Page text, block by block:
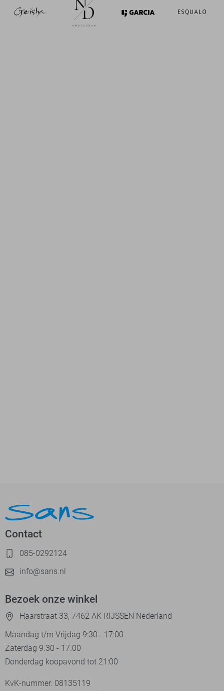
Contact
085-0292124
info@sans.nl
Bezoek onze winkel
Haarstraat 33, 7462 AK RIJSSEN Nederland
Maandag t/m Vrijdag 9:30 - 17:00
Zaterdag 9.30 - 17.00
Donderdag koopavond tot 21:00
KvK-nummer: 08135119